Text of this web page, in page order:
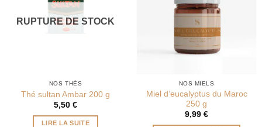
RUPTURE DE STOCK
NOS THÉS
Thé sultan Ambar 200 g
5,50 €
LIRE LA SUITE
NOS MIELS
Miel d’eucalyptus du Maroc
250 g
9,99 €